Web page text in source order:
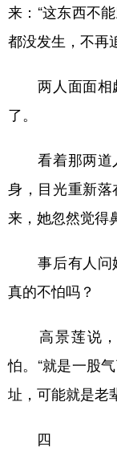
来：“这东西不
都没发生，不再
两人面面相
了。
看着那两道
身，目光重新
来，她忽然觉得
事后有人问
真的不怕吗？
高景莲说，
怕。“就是一股
址，可能就是
四